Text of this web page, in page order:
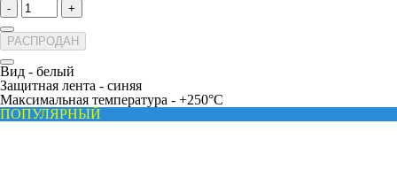
- +
РАСПРОДАН
Вид - белый
Защитная лента - синяя
Максимальная температура - +250°С
ПОПУЛЯРНЫЙ